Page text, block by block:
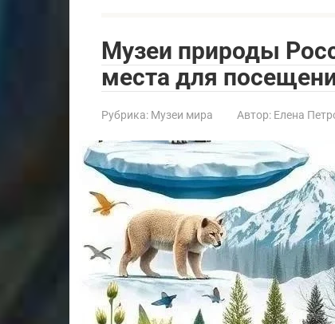
Музеи природы
места для
Рубрика: Музеи мира Автор: Елена